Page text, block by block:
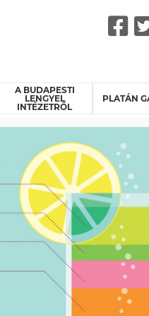
A BUDAPESTI
LENGYEL
INTÉZETRŐL
PLATÁN